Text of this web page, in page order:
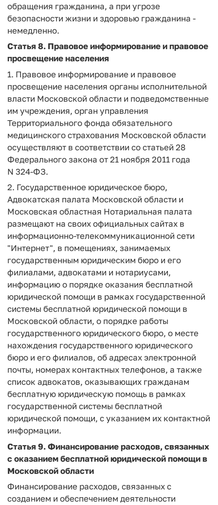
обращения гражданина, а при угрозе
безопасности жизни и здоровью гражданина -
немедленно.
Статья 8. Правовое информирование и правовое
просвещение населения
1. Правовое информирование и правовое
просвещение населения органы исполнительной
власти Московской области и подведомственные
им учреждения, орган управления
Территориального фонда обязательного
медицинского страхования Московской области
осуществляют в соответствии со статьей 28
Федерального закона от 21 ноября 2011 года
N 324-ФЗ.
2. Государственное юридическое бюро,
Адвокатская палата Московской области и
Московская областная Нотариальная палата
размещают на своих официальных сайтах в
информационно-телекоммуникационной сети
"Интернет", в помещениях, занимаемых
государственным юридическим бюро и его
филиалами, адвокатами и нотариусами,
информацию о порядке оказания бесплатной
юридической помощи в рамках государственной
системы бесплатной юридической помощи в
Московской области, о порядке работы
государственного юридического бюро, о месте
нахождения государственного юридического
бюро и его филиалов, об адресах электронной
почты, номерах контактных телефонов, а также
список адвокатов, оказывающих гражданам
бесплатную юридическую помощь в рамках
государственной системы бесплатной
юридической помощи, с указанием их контактной
информации.
Статья 9.Финансирование расходов, связанных
с оказанием бесплатной юридической помощи в
Московской области
Финансирование расходов, связанных с
созданием и обеспечением деятельности